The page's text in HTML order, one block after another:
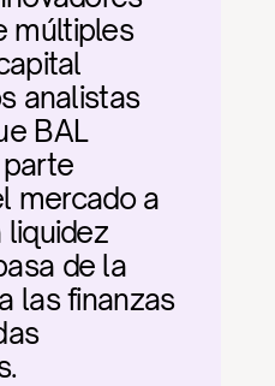
múltiples
analistas
BAL
mercado a
liquidez
de la
las finanzas